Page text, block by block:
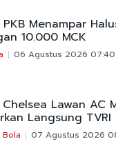
Menampar
10.000 MCK
06 Agustus 2026 07:40
Lawan AC
Langsung TVRI
07 Agustus 2026